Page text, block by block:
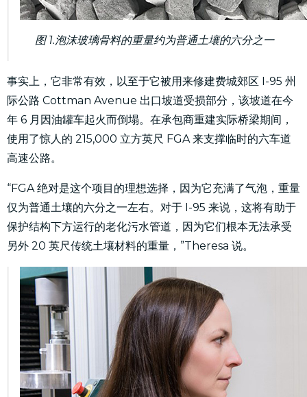
图 1.泡沫玻璃骨料的重量约为普通土壤的六分之一
事实上，它非常有效，以至于它被用来修建费城郊区 I-95 州
际公路 Cottman Avenue 出口坡道受损部分，该坡道在今
年 6 月因油罐车起火而倒塌。在承包商重建实际桥梁期间，
使用了惊人的 215,000 立方英尺 FGA 来支撑临时的六车道
高速公路。
“FGA 绝对是这个项目的理想选择，因为它充满了气泡，重量
仅为普通土壤的六分之一左右。对于 I-95 来说，这将有助于
保护结构下方运行的老化污水管道，因为它们根本无法承受
另外 20 英尺传统土壤材料的重量，”Theresa 说。